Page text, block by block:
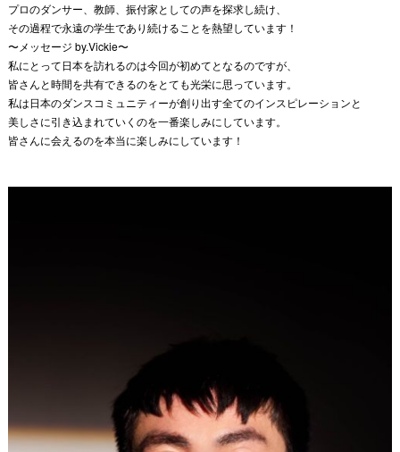
プロのダンサー、教師、振付家としての声を探求し続け、
その過程で永遠の学生であり続けることを熱望しています！
〜メッセージ by.Vickie〜
私にとって日本を訪れるのは今回が初めてとなるのですが、
皆さんと時間を共有できるのをとても光栄に思っています。
私は日本のダンスコミュニティーが創り出す全てのインスピレーションと
美しさに引き込まれていくのを一番楽しみにしています。
皆さんに会えるのを本当に楽しみにしています！